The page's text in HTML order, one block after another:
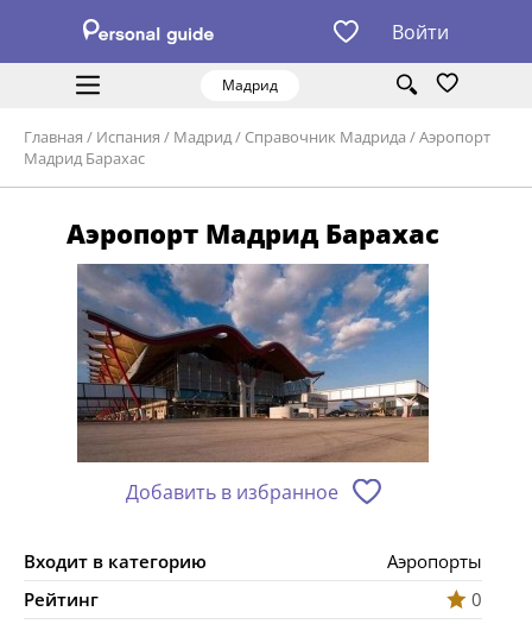
Войти
Мадрид
Главная / Испания / Мадрид/ Справочник Мадрида /Аэропорт
Мадрид Барахас
Аэропорт Мадрид Барахас
Добавить в избранное
Входит в категорию
Аэропорты
Рейтинг
0